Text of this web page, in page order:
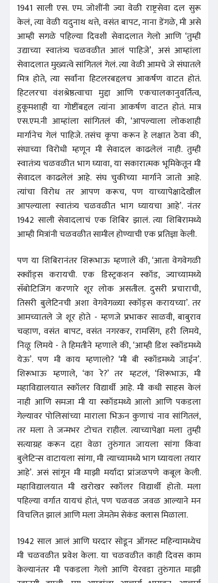
1941 साली एस. एम. जोशींनी ज्या वेळी राष्ट्रसेवा दल सुरू
केलं, त्या वेळी यदुनाथ थत्ते, वसंत बापट, नाना डेंगळे, मी असे
आम्ही सगळे पहिल्या दिवशी सेवादलात गेलो आणि ‘तुम्ही
उद्याच्या स्वातंत्र्य चळवळीत आलं पाहिजे’, असं आम्हांला
सेवादलात मुख्यत्वे सांगितलं गेलं. त्या वेळी आमचे जे संघातले
मित्र होते, त्या सर्वांना हिटलरबद्दलच आकर्षण वाटत होतं.
हिटलरचा वंशश्रेष्ठत्वाचा मुद्दा आणि एकचालकानुवर्तित्व,
हुकूमशाही या गोष्टींबद्दल त्यांना आकर्षण वाटत होतं. मात्र
एस.एम.नी आम्हांला सांगितलं की, ‘आपल्याला लोकशाही
मार्गानेच गेलं पाहिजे. तसंच कृपा करून हे लक्षात ठेवा की,
संघाच्या विरोधी म्हणून मी सेवादल काढलेलं नाही. तुम्ही
स्वातंत्र्य चळवळीत भाग घ्यावा, या सकारात्मक भूमिकेतून मी
सेवादल काढलेलं आहे. संघ चुकीच्या मार्गाने जातो आहे.
त्यांचा विरोध तर आपण करूच, पण याच्यापेक्षादेखील
आपल्याला स्वातंत्र्य चळवळीत भाग घ्यायचा आहे’. नंतर
1942 साली सेवादलाचं एक शिबिर झालं. त्या शिबिरामध्ये
आम्ही मित्रांनी चळवळीत सामील होण्याची एक प्रतिज्ञा केली.
पण या शिबिरानंतर शिरूभाऊ म्हणाले की, ‘आता वेगवेगळी
स्क्वॉड्‌स करायची. एक डिस्ट्रकशन स्कॉड, ज्याच्यामध्ये
सॅबोटिजिंग करणारे शूर लोक असतील. दुसरी प्रचाराची,
तिसरी बुलेटिनची अशा वेगवेगळ्या स्कॉड्‌स करायच्या’. तर
आमच्यातले जे शूर होते - म्हणजे प्रभाकर साळवी, बाबुराव
चव्हाण, वसंत बापट, वसंत नगरकर, रामसिंग, हरी लिमये,
निळू लिमये - ते हिमतीने म्हणाले की, ‘आम्ही डिश स्कॉडमध्ये
येऊ’. पण मी काय म्हणालो? ‘मी बी स्कॉडमध्ये जाईन’.
शिरूभाऊ म्हणाले, ‘का रे?’ तर म्हटलं, ‘शिरूभाऊ, मी
महाविद्यालयात स्कॉलर विद्यार्थी आहे. मी कधी साहस केलं
नाही आणि समजा मी या स्कॉडमध्ये आलो आणि पकडला
गेल्यावर पोलिसांच्या माराला भिऊन कुणाचं नाव सांगितलं,
तर मला ते जन्मभर टोचत राहील. त्याच्यापेक्षा मला तुम्ही
सत्याग्रह करून दहा वेळा तुरुंगात जायला सांगा किंवा
बुलेटिन्स वाटायला सांगा, मी त्याच्यामध्ये भाग घ्यायला तयार
आहे’. असं सांगून मी माझी मर्यादा प्रांजळपणे कबूल केली.
महाविद्यालयात मी खरोखर स्कॉलर विद्यार्थी होतो. मला
पहिल्या वर्गात यायचं होतं, पण चळवळ जवळ आल्याने मन
विचलित झालं आणि मला जेमतेम सेकंड क्लास मिळाला.
1942 साल आलं आणि घरदार सोडून ऑगस्ट महिन्यामध्येच
मी चळवळीत प्रवेश केला. या चळवळीत काही दिवस काम
केल्यानंतर मी पकडला गेलो आणि येरवडा तुरुंगात माझी